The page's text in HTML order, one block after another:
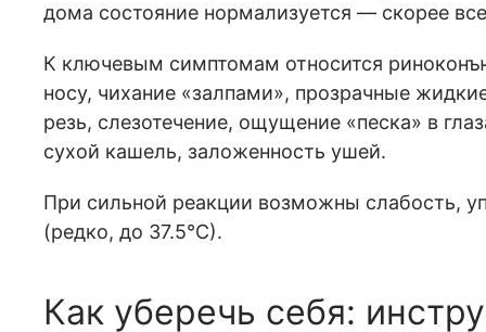
дома состояние нормализуется — скорее
К ключевым симптомам относится
носу, чихание «залпами», прозрачные
резь, слезотечение, ощущение «песка» в
сухой кашель, заложенность ушей.
При сильной реакции возможны слабость,
(редко, до 37.5°С).
Как уберечь себя: